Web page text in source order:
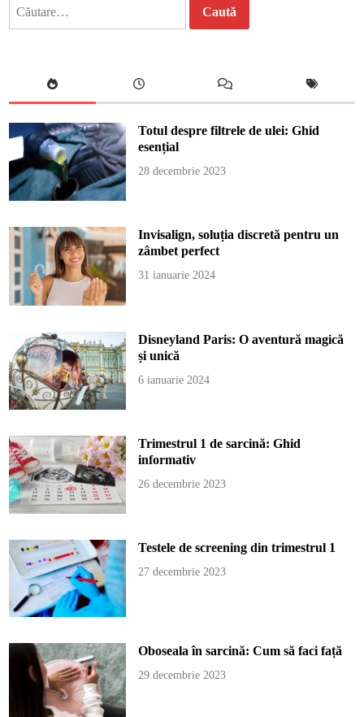
Totul despre filtrele de ulei: Ghid
esențial
28 decembrie 2023
Invisalign, soluția discretă pentru un
zâmbet perfect
31 ianuarie 2024
Disneyland Paris: O aventură magică
și unică
6 ianuarie 2024
Trimestrul 1 de sarcină: Ghid
informativ
26 decembrie 2023
Testele de screening din trimestrul 1
27 decembrie 2023
Oboseala în sarcină: Cum să faci față
29 decembrie 2023